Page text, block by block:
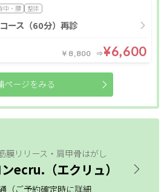
中・腰 整体
ース（60分）再診
￥8,800 ¥6,600
ページをみる
膜リリース・肩甲骨はがし
ecru.（エクリュ）
（ご予約確定時に詳細